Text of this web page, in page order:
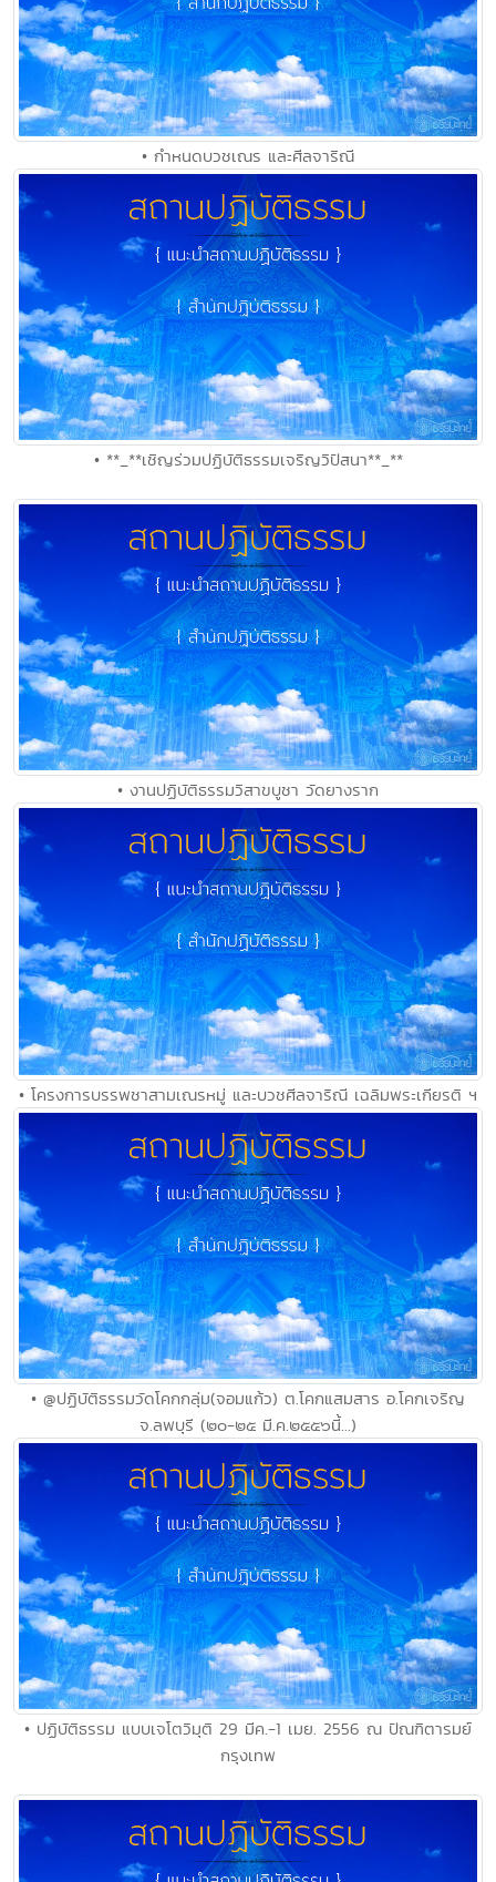
• กำหนดบวชเณร และศีลจาริณี
• **_**เชิญร่วมปฏิบัติธรรมเจริญวิปัสนา**_**
• งานปฏิบัติธรรมวิสาขบูชา วัดยางราก
• โครงการบรรพชาสามเณรหมู่ และบวชศีลจาริณี เฉลิมพระเกียรติ ฯ
• @ปฏิบัติธรรมวัดโคกกลุ่ม(จอมแก้ว) ต.โคกแสมสาร อ.โคกเจริญ
จ.ลพบุรี (๒๐-๒๕ มี.ค.๒๕๕๖นี้...)
• ปฏิบัติธรรม แบบเจโตวิมุติ 29 มีค.-1 เมย. 2556 ณ ปัณฑิตารมย์
กรุงเทพ